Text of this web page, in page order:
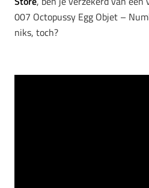
007 Octopussy Egg Objet –
niks, toch?